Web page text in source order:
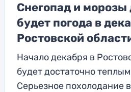
Снегопад и морозы
будет погода в
Ростовской
Начало декабря в
будет достаточно
Серьезное похолодание